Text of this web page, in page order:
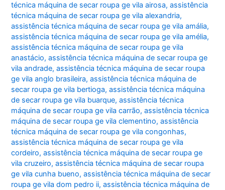
técnica máquina de secar roupa ge vila airosa,assistência
técnica máquina de secar roupa ge vila alexandria,
assistência técnica máquina de secar roupa ge vila amália,
assistência técnica máquina de secar roupa ge vila amélia,
assistência técnica máquina de secar roupa ge vila
anastácio,assistência técnica máquina de secar roupa ge
vila andrade,assistência técnica máquina de secar roupa
ge vila anglo brasileira,assistência técnica máquina de
secar roupa ge vila bertioga,assistência técnica máquina
de secar roupa ge vila buarque,assistência técnica
máquina de secar roupa ge vila carrão,assistência técnica
máquina de secar roupa ge vila clementino,assistência
técnica máquina de secar roupa ge vila congonhas,
assistência técnica máquina de secar roupa ge vila
cordeiro,assistência técnica máquina de secar roupa ge
vila cruzeiro,assistência técnica máquina de secar roupa
ge vila cunha bueno,assistência técnica máquina de secar
roupa ge vila dom pedro ii,assistência técnica máquina de